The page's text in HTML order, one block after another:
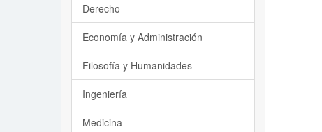
Derecho
Economía y Administración
Filosofía y Humanidades
Ingeniería
Medicina